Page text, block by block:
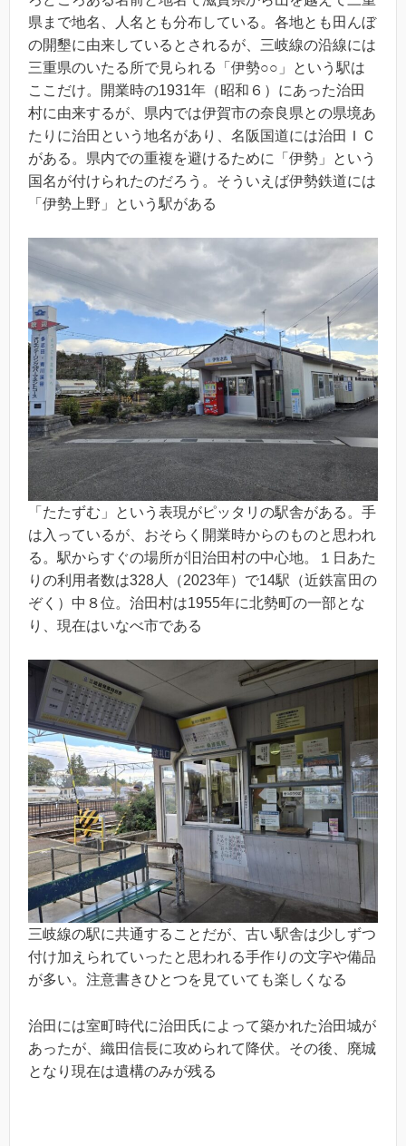
県まで地名、人名とも分布している。各地とも田んぼ
の開墾に由来しているとされるが、三岐線の沿線には
三重県のいたる所で見られる「伊勢○○」という駅は
ここだけ。開業時の1931年（昭和６）にあった治田
村に由来するが、県内では伊賀市の奈良県との県境あ
たりに治田という地名があり、名阪国道には治田ＩＣ
がある。県内での重複を避けるために「伊勢」という
国名が付けられたのだろう。そういえば伊勢鉄道には
「伊勢上野」という駅がある
「たたずむ」という表現がピッタリの駅舎がある。手
は入っているが、おそらく開業時からのものと思われ
る。駅からすぐの場所が旧治田村の中心地。１日あた
りの利用者数は328人（2023年）で14駅（近鉄富田の
ぞく）中８位。治田村は1955年に北勢町の一部とな
り、現在はいなべ市である
三岐線の駅に共通することだが、古い駅舎は少しずつ
付け加えられていったと思われる手作りの文字や備品
が多い。注意書きひとつを見ていても楽しくなる
治田には室町時代に治田氏によって築かれた治田城が
あったが、織田信長に攻められて降伏。その後、廃城
となり現在は遺構のみが残る